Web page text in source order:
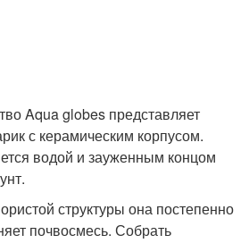
Aqua globes представляет
с керамическим корпусом.
водой и зауженным концом
структуры она постепенно
почвосмесь. Собрать